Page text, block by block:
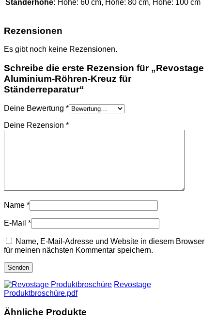
Ständerhöhe: Höhe: 60 cm, Höhe: 80 cm, Höhe: 100 cm
Rezensionen
Es gibt noch keine Rezensionen.
Schreibe die erste Rezension für „Revostage
Aluminium-Röhren-Kreuz für
Ständerreparatur“
Deine Bewertung *
Deine Rezension *
Name *
E-Mail *
Name, E-Mail-Adresse und Website in diesem Browser
für meinen nächsten Kommentar speichern.
Revostage
Produktbroschüre.pdf
Ähnliche Produkte